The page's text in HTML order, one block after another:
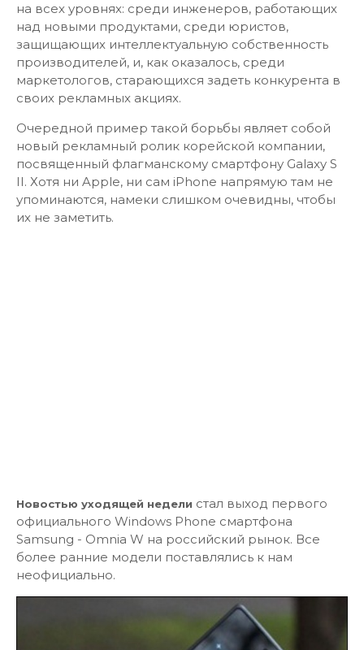
на всех уровнях: среди инженеров, работающих
над новыми продуктами, среди юристов,
защищающих интеллектуальную собственность
производителей, и, как оказалось, среди
маркетологов, старающихся задеть конкурента в
своих рекламных акциях.
Очередной пример такой борьбы являет собой
новый рекламный ролик корейской компании,
посвященный флагманскому смартфону Galaxy S
II. Хотя ни Apple, ни сам iPhone напрямую там не
упоминаются, намеки слишком очевидны, чтобы
их не заметить.
Новостью уходящей недели стал выход первого
официального Windows Phone смартфона
Samsung - Omnia W на российский рынок. Все
более ранние модели поставлялись к нам
неофициально.